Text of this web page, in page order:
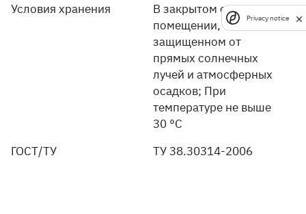
Условия хранения
В закрытом сухом
помещении,
защищенном от
прямых солнечных
лучей и атмосферных
осадков; При
температуре не выше
30 °С
ГОСТ/ТУ
TУ 38.30314-2006
Privacy notice